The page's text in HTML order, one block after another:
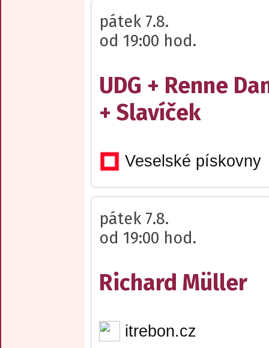
pátek 7.8.
od 19:00 hod.
UDG + Renne
+ Slavíček
Veselské pískovny
pátek 7.8.
od 19:00 hod.
Richard Müller
itrebon.cz